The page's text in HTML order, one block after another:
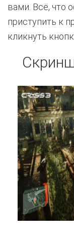
вами. Всё, что
приступить к
кликнуть